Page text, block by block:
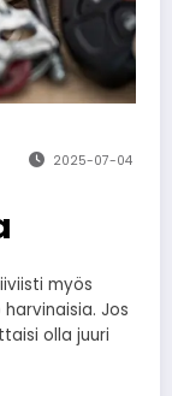
2025-07-04
myös
Jos
olla juuri